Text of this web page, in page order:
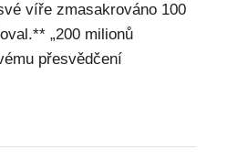
víře zmasakrováno 100
„200 milionů
přesvědčení